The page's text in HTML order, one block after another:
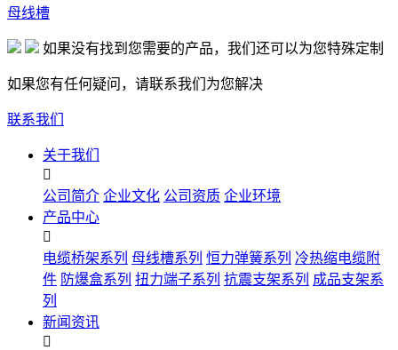
母线槽
如果没有找到您需要的产品，我们还可以为您特殊定制
如果您有任何疑问，请联系我们为您解决
联系我们
关于我们

公司简介 企业文化 公司资质 企业环境
产品中心

电缆桥架系列 母线槽系列 恒力弹簧系列 冷热缩电缆附
件 防爆盒系列 扭力端子系列 抗震支架系列 成品支架系
列
新闻资讯
